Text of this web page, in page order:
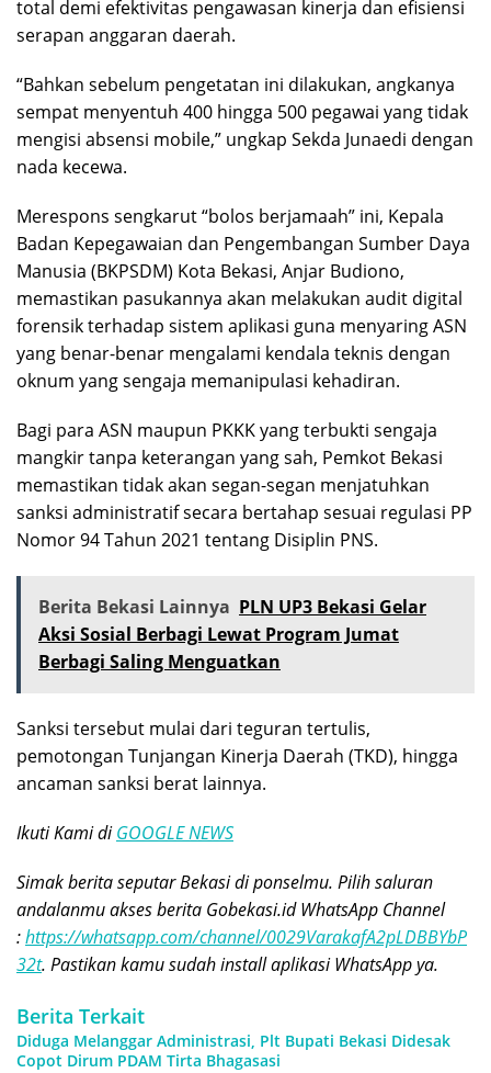
total demi efektivitas pengawasan kinerja dan efisiensi
serapan anggaran daerah.
“Bahkan sebelum pengetatan ini dilakukan, angkanya
sempat menyentuh 400 hingga 500 pegawai yang tidak
mengisi absensi mobile,” ungkap Sekda Junaedi dengan
nada kecewa.
Merespons sengkarut “bolos berjamaah” ini, Kepala
Badan Kepegawaian dan Pengembangan Sumber Daya
Manusia (BKPSDM) Kota Bekasi, Anjar Budiono,
memastikan pasukannya akan melakukan audit digital
forensik terhadap sistem aplikasi guna menyaring ASN
yang benar-benar mengalami kendala teknis dengan
oknum yang sengaja memanipulasi kehadiran.
Bagi para ASN maupun PKKK yang terbukti sengaja
mangkir tanpa keterangan yang sah, Pemkot Bekasi
memastikan tidak akan segan-segan menjatuhkan
sanksi administratif secara bertahap sesuai regulasi PP
Nomor 94 Tahun 2021 tentang Disiplin PNS.
Berita Bekasi Lainnya PLN UP3 Bekasi Gelar
Aksi Sosial Berbagi Lewat Program Jumat
Berbagi Saling Menguatkan
Sanksi tersebut mulai dari teguran tertulis,
pemotongan Tunjangan Kinerja Daerah (TKD), hingga
ancaman sanksi berat lainnya.
Ikuti Kami diGOOGLE NEWS
Simak berita seputar Bekasi di ponselmu. Pilih saluran
andalanmu akses berita Gobekasi.id WhatsApp Channel
:https://whatsapp.com/channel/0029VarakafA2pLDBBYbP
32t. Pastikan kamu sudah install aplikasi WhatsApp ya.
Berita Terkait
Diduga Melanggar Administrasi, Plt Bupati Bekasi Didesak
Copot Dirum PDAM Tirta Bhagasasi